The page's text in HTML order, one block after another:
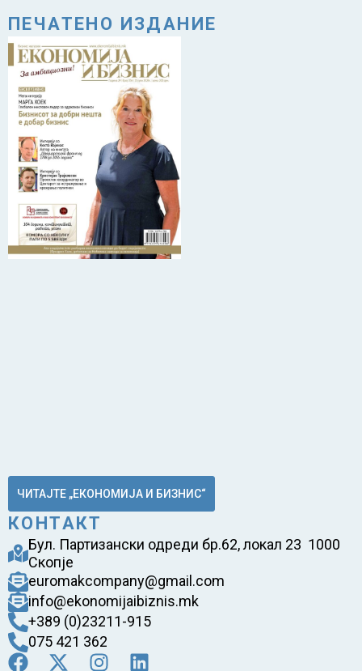
ПЕЧАТЕНО ИЗДАНИЕ
ЧИТАЈТЕ „ЕКОНОМИЈА И БИЗНИС“
КОНТАКТ
Бул. Партизански одреди бр.62, локал 23 1000
Скопје
euromakcompany@gmail.com
info@ekonomijaibiznis.mk
+389 (0)23211-915
075 421 362